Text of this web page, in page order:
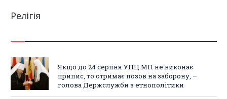
Релігія
Якщо до 24 серпня УПЦ МП не виконає
припис, то отримає позов на заборону, –
голова Держслужби з етнополітики